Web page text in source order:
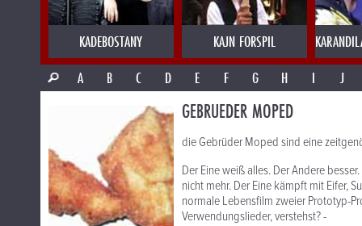
KADEBOSTANY KAJN FORSPIL
A
B C D E F G H I J
GEBRUEDER MOPED
die Gebrüder Moped sind eine
Der Eine weiß alles. Der Andere
nicht mehr. Der Eine kämpft mit Eifer,
normale Lebensfilm zweier Prototyp-
Verwendungslieder, verstehst? -